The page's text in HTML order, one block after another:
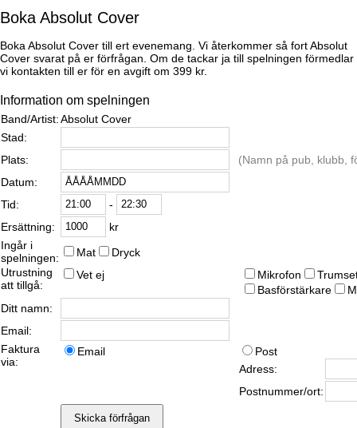
Boka Absolut Cover
Boka Absolut Cover till ert evenemang. Vi återkommer så fort Absolut
Cover svarat på er förfrågan. Om de tackar ja till spelningen förmedlar
vi kontakten till er för en avgift om 399 kr.
Information om spelningen
Band/Artist:Absolut Cover
Stad:
Plats:
(Namn på pub, klubb,
Datum:
Tid:
-
Ersättning:
kr
Ingår i
spelningen:
Mat
Dryck
Utrustning
att tillgå:
Vet ej Mikrofon
Basförstärkare
Ditt namn:
Email:
Faktura
via:
Email
Post
Adress:
Postnummer/ort: